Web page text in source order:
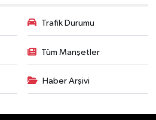
Trafik Durumu
Tüm Manşetler
Haber Arşivi